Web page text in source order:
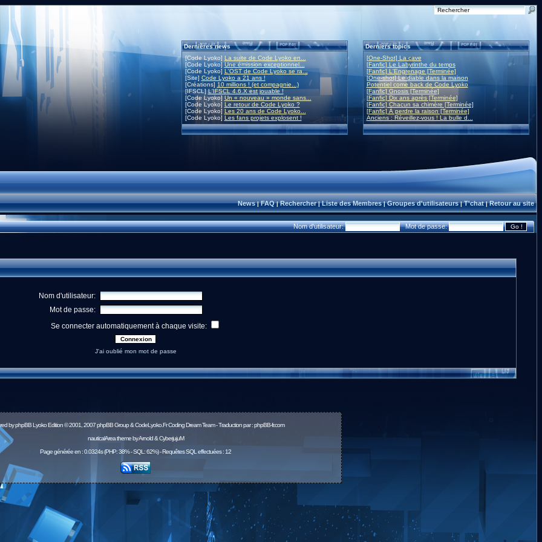
Dernières news
[Code Lyoko] La suite de Code Lyoko en...
[Code Lyoko]Une émission exceptionnel...
[Code Lyoko] L'OST de Code Lyoko se ra...
[Site] Code Lyoko a 21 ans !
[Créations] 10 millions ! (et compagnie...)
[IFSCL]L'IFSCL 4.6.X est jouable !
[Code Lyoko] Un « nouveau » monde sans...
[Code Lyoko] Le retour de Code Lyoko ?
[Code Lyoko] Les 20 ans de Code Lyoko...
[Code Lyoko] Les fans projets explosent !
Derniers topics
[One-Shot] La cave
[Fanfic] Le Labyrinthe du temps
[Fanfic] L'Engrenage [Terminée]
[One-shot] Le diable dans la maison
Potentiel come back de Code Lyoko
[Fanfic] Gnosis [Terminée]
[Fanfic] Dix ans après [Terminée]
[Fanfic] Chacun sa chimère [Terminée]
[Fanfic] À perdre la raison [Terminée]
Anciens : Réveillez-vous ! La bulle d...
News|FAQ|Rechercher|Liste des Membres|Groupes d'utilisateurs|T'chat|Retour au site
Nom d'utilisateur: Mot de passe:
Nom d'utilisateur:
Mot de passe:
Se connecter automatiquement à chaque visite:
J'ai oublié mon mot de passe
byphpBBLyoko Edition © 2001, 2007 phpBB Group & CodeLyoko.Fr Coding Dream Team - Traduction par :phpBB-fr.com
nauticalArea theme by Arnold & CyberjujuM
Page générée en : 0.0324s (PHP: 38% - SQL: 62%) - Requêtes SQL effectuées : 12